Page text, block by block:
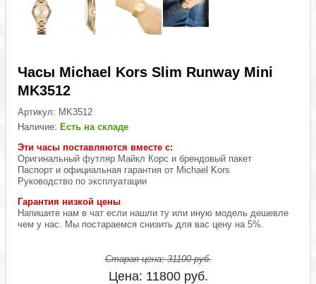
Часы Michael Kors Slim Runway Mini
MK3512
Артикул: MK3512
Наличие:Есть на складе
Эти часы поставляются вместе с:
Оригинальный футляр Майкл Корс и брендовый пакет
Паспорт и официальная гарантия от Michael Kors
Руководство по эксплуатации
Гарантия низкой цены
Напишите нам в чат если нашли ту или иную модель дешевле
чем у нас. Мы постараемся снизить для вас цену на 5%.
Старая цена:31100руб.
Цена: 11800руб.